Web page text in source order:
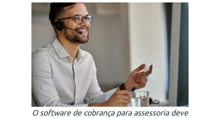
O software de cobrança para assessoria deve